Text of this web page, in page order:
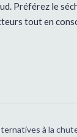
Préférez le
tout en
à la